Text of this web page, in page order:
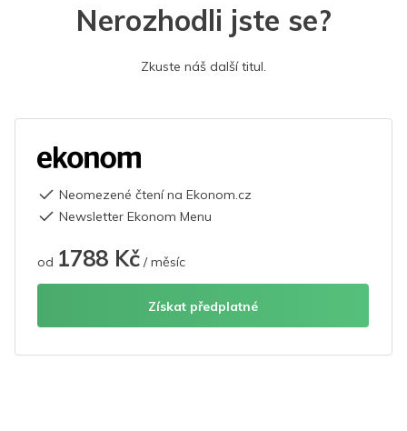
Nerozhodli jste se?
Zkuste náš další titul.
Neomezené čtení na Ekonom.cz
Newsletter Ekonom Menu
od 1788 Kč / měsíc
Získat předplatné